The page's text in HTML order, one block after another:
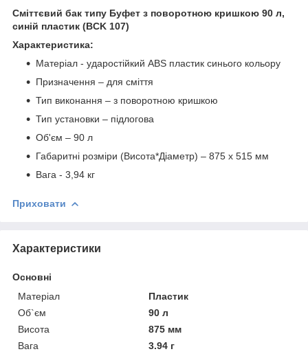
Сміттєвий бак типу Буфет з поворотною кришкою 90 л,
синій пластик (BCK 107)
Характеристика:
Матеріал - ударостійкий ABS пластик синього кольору
Призначення – для сміття
Тип виконання – з поворотною кришкою
Тип установки – підлогова
Об'єм – 90 л
Габаритні розміри (Висота*Діаметр) – 875 x 515 мм
Вага - 3,94 кг
Приховати
Характеристики
Основні
Матеріал
Пластик
Об`єм
90 л
Висота
875 мм
Вага
3.94 г